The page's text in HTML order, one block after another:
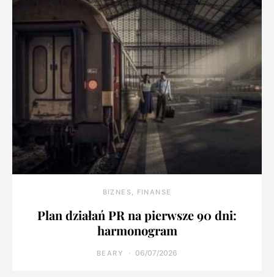
BIZNES, FINANSE
Plan działań PR na pierwsze 90 dni:
harmonogram
BEARY 06/07/2026